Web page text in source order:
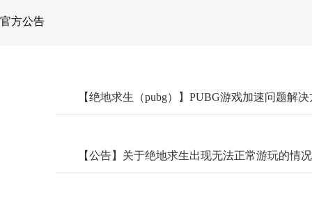
官方公告
【绝地求生（pubg）】PUBG游戏加速问题解
【公告】关于绝地求生出现无法正常游玩的情况